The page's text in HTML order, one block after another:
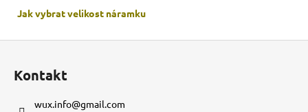
Jak vybrat velikost náramku
Kontakt
wux.info@gmail.com